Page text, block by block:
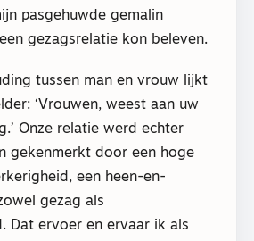
pasgehuwde gemalin
gezagsrelatie kon beleven.
tussen man en vrouw lijkt
‘Vrouwen, weest aan uw
Onze relatie werd echter
gekenmerkt door een hoge
een heen-en-
gezag als
Dat ervoer en ervaar ik als